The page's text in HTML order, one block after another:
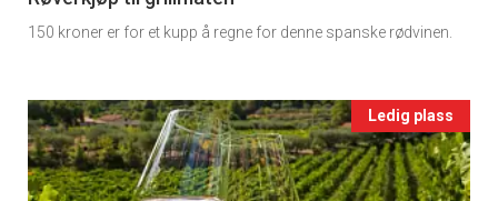
Ukens
vin
150 kroner er for et kupp å regne for denne spanske rødvinen.
Events
single
Ledig plass